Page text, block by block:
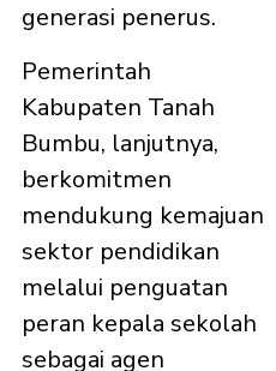
generasi penerus.
Pemerintah
Kabupaten Tanah
Bumbu, lanjutnya,
berkomitmen
mendukung kemajuan
sektor pendidikan
melalui penguatan
peran kepala sekolah
sebagai agen